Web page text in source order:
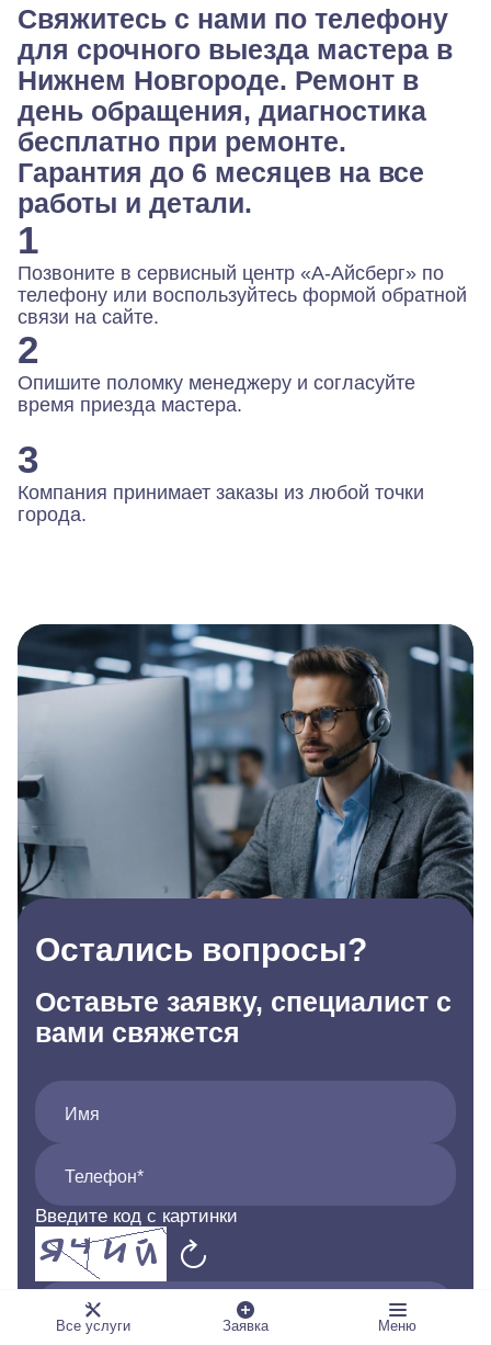
Свяжитесь с нами по телефону
для срочного выезда мастера в
Нижнем Новгороде. Ремонт в
день обращения, диагностика
бесплатно при ремонте.
Гарантия до 6 месяцев на все
работы и детали.
1
Позвоните в сервисный центр «А-Айсберг» по
телефону или воспользуйтесь формой обратной
связи на сайте.
2
Опишите поломку менеджеру и согласуйте
время приезда мастера.
3
Компания принимает заказы из любой точки
города.
Остались вопросы?
Оставьте заявку, специалист с
вами свяжется
Имя
Телефон*
Введите код с картинки
Код*
Все услуги Заявка Меню